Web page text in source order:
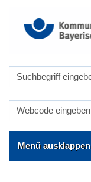
Menü ausklappen